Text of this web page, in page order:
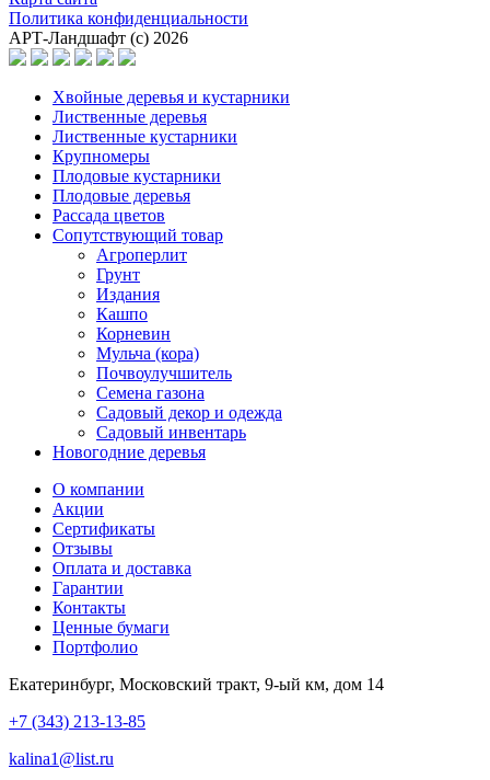
Политика конфиденциальности
АРТ-Ландшафт (с) 2026
Хвойные деревья и кустарники
Лиственные деревья
Лиственные кустарники
Крупномеры
Плодовые кустарники
Плодовые деревья
Рассада цветов
Сопутствующий товар
Агроперлит
Грунт
Издания
Кашпо
Корневин
Мульча (кора)
Почвоулучшитель
Семена газона
Садовый декор и одежда
Садовый инвентарь
Новогодние деревья
О компании
Акции
Сертификаты
Отзывы
Оплата и доставка
Гарантии
Контакты
Ценные бумаги
Портфолио
Екатеринбург, Московский тракт, 9-ый км, дом 14
+7 (343) 213-13-85
kalina1@list.ru